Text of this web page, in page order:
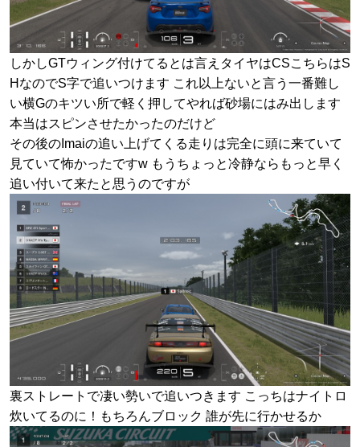
しかしGTウィング付けてるとは言えタイヤはCSこちらはS
HなのでS字で追いつけます これ以上ないと言う一番難し
い横Gのキツい所で軽く押してやれば砂場にはみ出します
本当はスピンさせたかったのだけど
その後のImaiの追い上げてくる走りは完全に頭に来ていて
見ていて怖かったですw もうちょっと冷静ならもっと早く
追い付いて来たと思うのですが
裏ストレートで凄い勢いで追いつきます こっちはナイトロ
炊いてるのに！もちろんブロック 誰が先に行かせるか